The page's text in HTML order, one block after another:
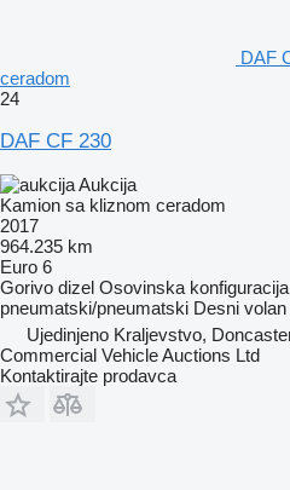
DAF
ceradom
24
DAF CF 230
Aukcija
Kamion sa kliznom ceradom
2017
964.235 km
Euro 6
Gorivo dizel Osovinska konfiguracija
pneumatski/pneumatski Desni volan
Ujedinjeno Kraljevstvo,
Commercial Vehicle Auctions Ltd
Kontaktirajte prodavca